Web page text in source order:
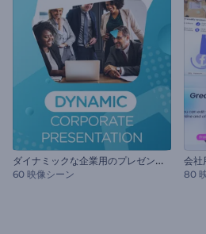
ダ
イナミックな企業用のプレゼンテーション
60 映像シーン 80